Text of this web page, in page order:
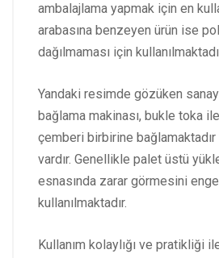
ambalajlama yapmak için en
arabasına benzeyen ürün ise
dağılmaması için
Yandaki resimde gözüken
bağlama makinası, bukle toka
çemberi birbirine
vardır. Genellikle palet üstü
esnasında zarar görmesini
kullanılmaktadır.
Kullanım kolaylığı ve pratikliği